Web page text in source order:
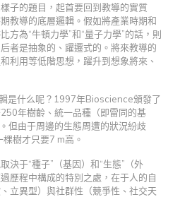
子的題目，起首要回到教導的實質
教導的底層邏輯。假如將產業時期和
方為“牛頓力學”和“量子力學”的話，則
者是抽象的、躍遷式的。將來教導的
利用等低階思想，躍升到想象將來、
是什么呢？1997年Bioscience頒發了
年樹齡、統一品種（即雷同的基
但由于周邊的生態周遭的狀況紛歧
樹才只要7 m高。
決于“種子”（基因）和“生態”（外
歷程中構成的特別之處，在于人的自
立異型）與社群性（競爭性、社交天